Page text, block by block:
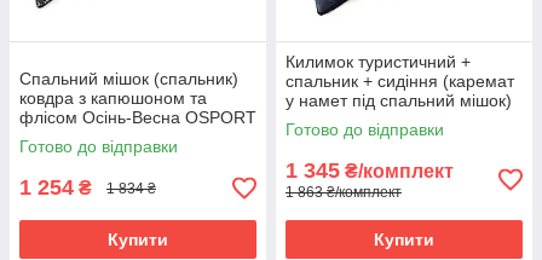
Спальний мішок (спальник)
ковдра з капюшоном та
флісом Осінь-Весна OSPORT
Tourist Medium Камуфляж
Піксель (ty-0013)
Готово до відправки
1 254 ₴ 1 834 ₴
Купити
Килимок туристичний +
спальник + сидіння (каремат
у намет під спальний мішок)
OSPORT Lite Осінь (n-0014)
Готово до відправки
1 345 ₴/комплект
1 863 ₴/комплект
Купити